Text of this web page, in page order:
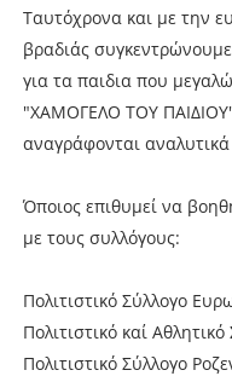
Ταυτόχρονα και με την
βραδιάς
για τα παιδια που
"ΧΑΜΟΓΕΛΟ ΤΟΥ
αναγράφονται
Όποιος επιθυμεί να
με τους συλλόγους:
Πολιτιστικό Σύλλογο
Πολιτιστικό καί
Πολιτιστικό Σύλλογο